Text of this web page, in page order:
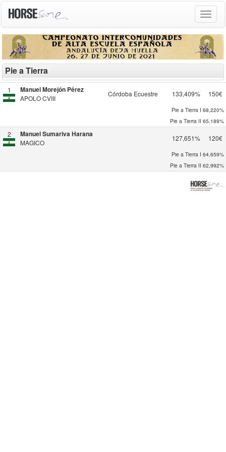
Toggle
Pie a Tierra
1 Manuel Morejón Pérez
APOLO CVIII
Córdoba Ecuestre 133,409% 150€
Pie a Tierra I 68,220%
Pie a Tierra II 65,189%
2 Manuel Sumariva Harana
MAGICO
127,651% 120€
Pie a Tierra I 64,659%
Pie a Tierra II 62,992%